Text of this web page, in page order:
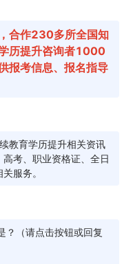
学、飞行器动力工
业新生注册需审核
院校；
短信信息，并按短
本人信息及报考课
认且网上交费成功
员会、财政局（津